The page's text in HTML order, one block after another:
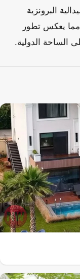
البرونزية
مما يعكس تطور
الساحة الدولية.